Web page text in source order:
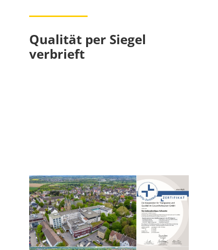
Qualität per Siegel
verbrieft